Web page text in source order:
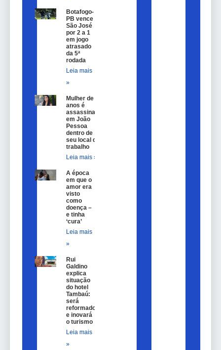
Botafogo-
PB vence
São José
por 2 a 1
em jogo
atrasado
da 5ª
rodada
Leia mais
»
Mulher de 25
anos é
assassinada
em João
Pessoa
dentro de
seu local de
trabalho
Leia mais »
A época
em que o
amor era
visto
como
doença –
e tinha
‘cura’
Leia mais
»
Rui
Galdino
explica
situação
do hotel
Tambaú:
será
reformado
e inovará
o turismo
Leia mais
»